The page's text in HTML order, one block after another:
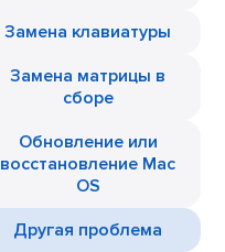
Замена клавиатуры
Замена матрицы в
сборе
Обновление или
восстановление Mac
OS
Другая проблема